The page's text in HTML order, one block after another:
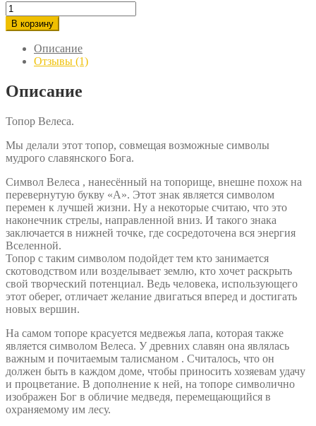
Количество
товара
Топор
Велеса
В корзину
Описание
Отзывы (1)
Описание
Топор Велеса.
Мы делали этот топор, совмещая возможные символы
мудрого славянского Бога.
Символ Велеса , нанесённый на топорище, внешне похож на
перевернутую букву «А». Этот знак является символом
перемен к лучшей жизни. Ну а некоторые считаю, что это
наконечник стрелы, направленной вниз. И такого знака
заключается в нижней точке, где сосредоточена вся энергия
Вселенной.
Топор с таким символом подойдет тем кто занимается
скотоводством или возделывает землю, кто хочет раскрыть
свой творческий потенциал. Ведь человека, использующего
этот оберег, отличает желание двигаться вперед и достигать
новых вершин.
На самом топоре красуется медвежья лапа, которая также
является символом Велеса. У древних славян она являлась
важным и почитаемым талисманом . Считалось, что он
должен быть в каждом доме, чтобы приносить хозяевам удачу
и процветание. В дополнение к ней, на топоре символично
изображен Бог в обличие медведя, перемещающийся в
охраняемому им лесу.